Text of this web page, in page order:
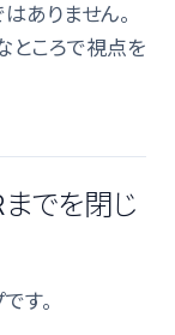
ありません。
ところで視点を
までを閉じ
す。